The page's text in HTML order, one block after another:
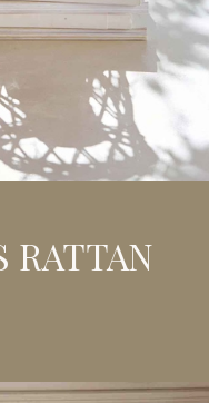
RATTAN